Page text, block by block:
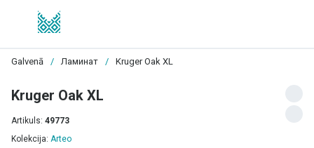
Galvenā / Ламинат / Kruger Oak XL
Kruger Oak XL
Artikuls: 49773
Kolekcija: Arteo